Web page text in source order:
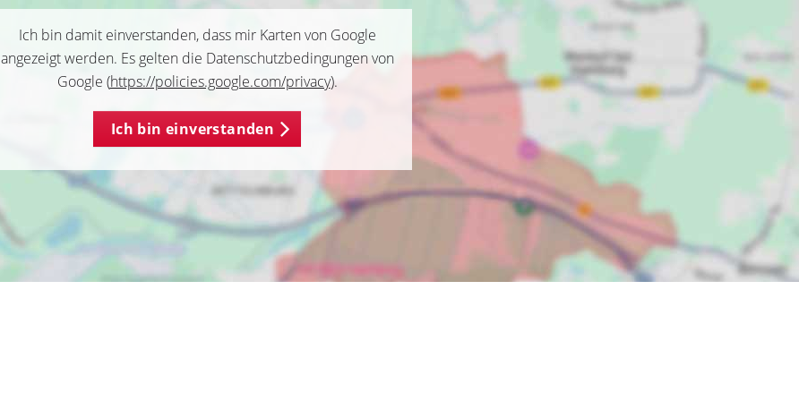
Ich bin damit einverstanden, dass mir Karten von Google
angezeigt werden. Es gelten die Datenschutzbedingungen von
Google (https://policies.google.com/privacy).
Ich bin einverstanden